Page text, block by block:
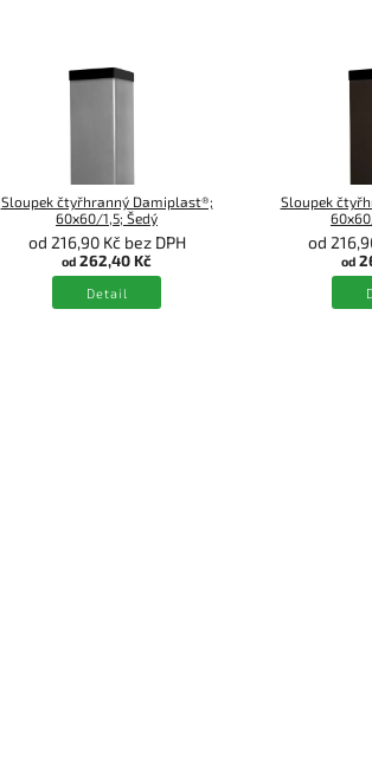
Sloupek čtyřhranný Damiplast®;
60x60/1,5; Šedý
od 216,90 Kč bez DPH
od 262,40 Kč
Detail
Sloupek
od
od